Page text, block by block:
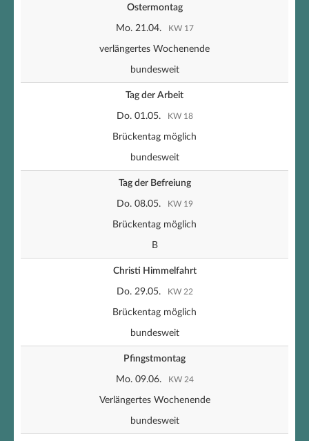
Ostermontag
Mo. 21.04. KW 17
verlängertes Wochenende
bundesweit
Tag der Arbeit
Do. 01.05. KW 18
Brückentag möglich
bundesweit
Tag der Befreiung
Do. 08.05. KW 19
Brückentag möglich
B
Christi Himmelfahrt
Do. 29.05. KW 22
Brückentag möglich
bundesweit
Pfingstmontag
Mo. 09.06. KW 24
Verlängertes Wochenende
bundesweit